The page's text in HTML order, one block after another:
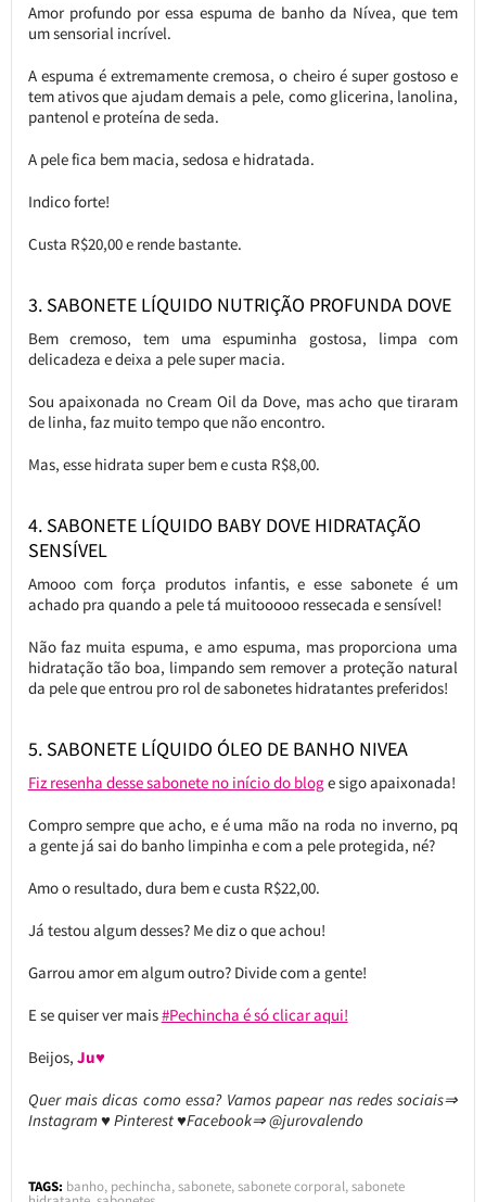
Amor profundo por essa espuma de banho da Nívea, que tem
um sensorial incrível.
A espuma é extremamente cremosa, o cheiro é super gostoso e
tem ativos que ajudam demais a pele, como glicerina, lanolina,
pantenol e proteína de seda.
A pele fica bem macia, sedosa e hidratada.
Indico forte!
Custa R$20,00 e rende bastante.
3. SABONETE LÍQUIDO NUTRIÇÃO PROFUNDA DOVE
Bem cremoso, tem uma espuminha gostosa, limpa com
delicadeza e deixa a pele super macia.
Sou apaixonada no Cream Oil da Dove, mas acho que tiraram
de linha, faz muito tempo que não encontro.
Mas, esse hidrata super bem e custa R$8,00.
4. SABONETE LÍQUIDO BABY DOVE HIDRATAÇÃO
SENSÍVEL
Amooo com força produtos infantis, e esse sabonete é um
achado pra quando a pele tá muitooooo ressecada e sensível!
Não faz muita espuma, e amo espuma, mas proporciona uma
hidratação tão boa, limpando sem remover a proteção natural
da pele que entrou pro rol de sabonetes hidratantes preferidos!
5. SABONETE LÍQUIDO ÓLEO DE BANHO NIVEA
Fiz resenha desse sabonete no início do bloge sigo apaixonada!
Compro sempre que acho, e é uma mão na roda no inverno, pq
a gente já sai do banho limpinha e com a pele protegida, né?
Amo o resultado, dura bem e custa R$22,00.
Já testou algum desses? Me diz o que achou!
Garrou amor em algum outro? Divide com a gente!
E se quiser ver mais#Pechincha é só clicar aqui!
Beijos, Ju♥
Quer mais dicas como essa? Vamos papear nas redes sociais⇒
Instagram ♥ Pinterest ♥Facebook⇒ @jurovalendo
TAGS: banho, pechincha,sabonete,sabonete corporal,sabonete